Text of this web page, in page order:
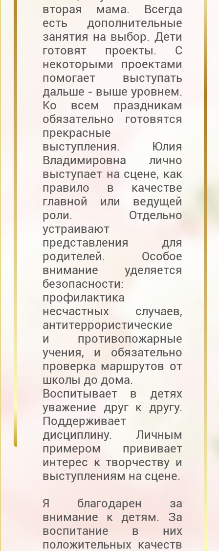
вторая мама. Всегда
есть дополнительные
занятия на выбор. Дети
готовят проекты. С
некоторыми проектами
помогает выступать
дальше - выше уровнем.
Ко всем праздникам
обязательно готовятся
прекрасные
выступления. Юлия
Владимировна лично
выступает на сцене, как
правило в качестве
главной или ведущей
роли. Отдельно
устраивают
представления для
родителей. Особое
внимание уделяется
безопасности:
профилактика
несчастных случаев,
антитеррористические
и противопожарные
учения, и обязательно
проверка маршрутов от
школы до дома.
Воспитывает в детях
уважение друг к другу.
Поддерживает
дисциплину. Личным
примером прививает
интерес к творчеству и
выступлениям на сцене.
Я благодарен за
внимание к детям. За
воспитание в них
положительных качеств